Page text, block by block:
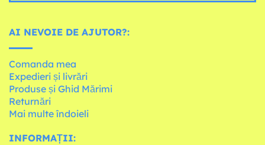
AI NEVOIE DE AJUTOR?:
Comanda mea
Expedieri și livrări
Produse și Ghid Mărimi
Returnări
Mai multe îndoieli
INFORMAȚII: